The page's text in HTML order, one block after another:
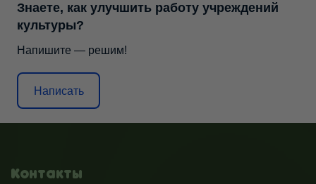
Знаете, как улучшить работу учреждений
культуры?
Напишите — решим!
Написать
Контакты